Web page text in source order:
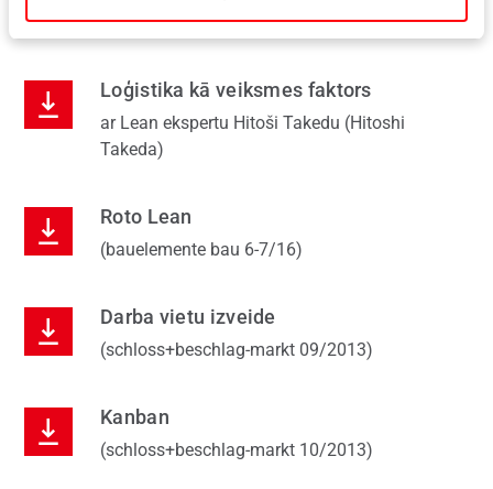
Takeda)
Loģistika kā veiksmes faktors
ar Lean ekspertu Hitoši Takedu (Hitoshi
Takeda)
Roto Lean
(bauelemente bau 6-7/16)
Darba vietu izveide
(schloss+beschlag-markt 09/2013)
Kanban
(schloss+beschlag-markt 10/2013)